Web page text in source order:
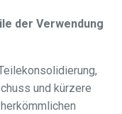
der Verwendung
und kürzere